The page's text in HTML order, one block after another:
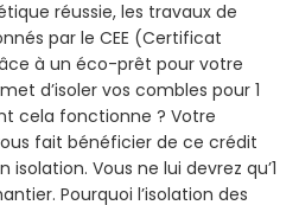
réussie, les travaux de
par le CEE (Certificat
à un éco-prêt pour votre
d’isoler vos combles pour 1
cela fonctionne ? Votre
fait bénéficier de ce crédit
Vous ne lui devrez qu’1
Pourquoi l’isolation des